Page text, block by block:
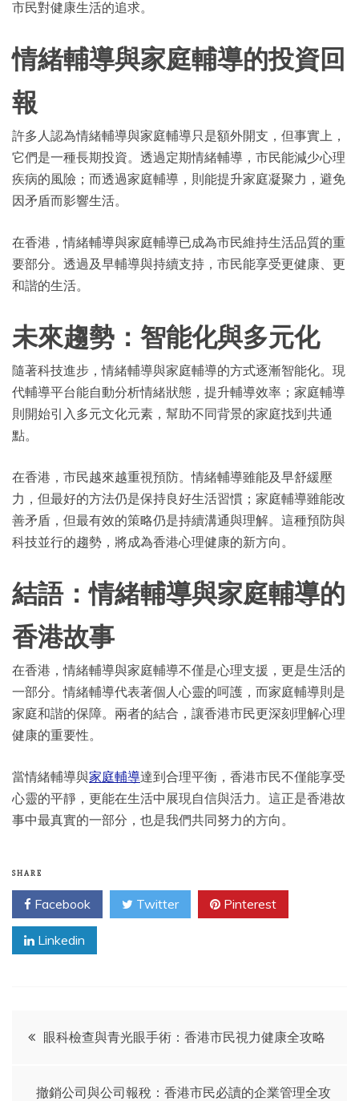
市民對健康生活的追求。
情緒輔導與家庭輔導的投資回
報
許多人認為情緒輔導與家庭輔導只是額外開支，但事實上，
它們是一種長期投資。透過定期情緒輔導，市民能減少心理
疾病的風險；而透過家庭輔導，則能提升家庭凝聚力，避免
因矛盾而影響生活。
在香港，情緒輔導與家庭輔導已成為市民維持生活品質的重
要部分。透過及早輔導與持續支持，市民能享受更健康、更
和諧的生活。
未來趨勢：智能化與多元化
隨著科技進步，情緒輔導與家庭輔導的方式逐漸智能化。現
代輔導平台能自動分析情緒狀態，提升輔導效率；家庭輔導
則開始引入多元文化元素，幫助不同背景的家庭找到共通
點。
在香港，市民越來越重視預防。情緒輔導雖能及早舒緩壓
力，但最好的方法仍是保持良好生活習慣；家庭輔導雖能改
善矛盾，但最有效的策略仍是持續溝通與理解。這種預防與
科技並行的趨勢，將成為香港心理健康的新方向。
結語：情緒輔導與家庭輔導的
香港故事
在香港，情緒輔導與家庭輔導不僅是心理支援，更是生活的
一部分。情緒輔導代表著個人心靈的呵護，而家庭輔導則是
家庭和諧的保障。兩者的結合，讓香港市民更深刻理解心理
健康的重要性。
當情緒輔導與家庭輔導達到合理平衡，香港市民不僅能享受
心靈的平靜，更能在生活中展現自信與活力。這正是香港故
事中最真實的一部分，也是我們共同努力的方向。
SHARE
Facebook Twitter Pinterest
Linkedin
Post眼科檢查與青光眼手術：香港市民視力健康全攻略
撤銷公司與公司報稅：香港市民必讀的企業管理全攻